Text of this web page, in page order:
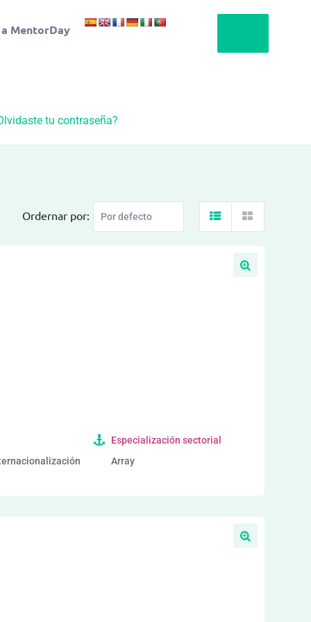
MentorDay
tu contraseña?
Ordernar por:
Especialización sectorial
Array